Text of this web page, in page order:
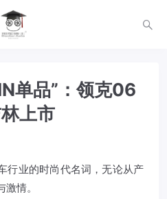
单品”：领克06
上市
行业的时尚代名词，无论从产
情。